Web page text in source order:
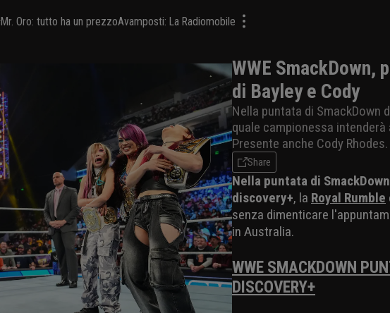
Mr. Oro: tutto ha un prezzoAvamposti: La Radiomobile
WWE SmackDown,
di Bayley e Cody
Nella puntata di SmackDown
quale campionessa
Presente anche Cody Rhodes.
Share
Nella puntata di
discovery+, la Royal Rumble
senza dimenticare
in Australia.
WWE SMACKDOWN
DISCOVERY+